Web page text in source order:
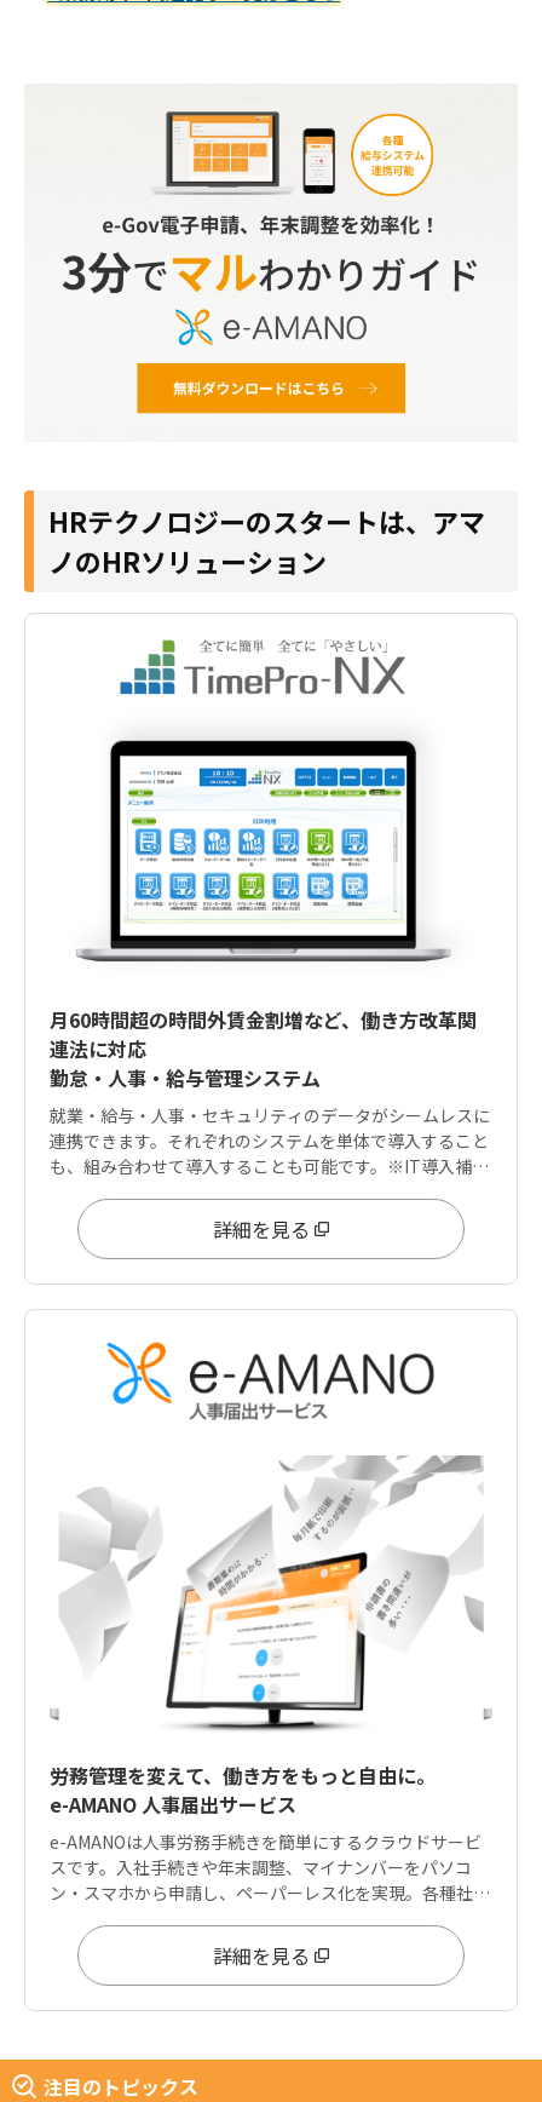
HRテクノロジーのスタートは、アマ
ノのHRソリューション
月60時間超の時間外賃金割増など、働き方改革関
連法に対応
勤怠・人事・給与管理システム
就業・給与・人事・セキュリティのデータがシームレスに
連携できます。それぞれのシステムを単体で導入すること
も、組み合わせて導入することも可能です。※IT導入補助
詳細を見る
労務管理を変えて、働き方をもっと自由に。
e-AMANO 人事届出サービス
e-AMANOは人事労務手続きを簡単にするクラウドサービ
スです。入社手続きや年末調整、マイナンバーをパソコ
ン・スマホから申請し、ペーパーレス化を実現。各種社会
詳細を見る
注目のトピックス